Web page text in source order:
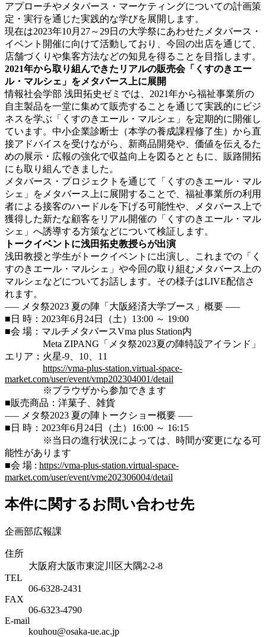
アプローチやメタバース・マーケティングについての計画策
定・実行を通じた実践的な学びを展開します。
現在は2023年10月27～29日の大学祭にあわせたメタバース・
イベント開催に向けて活動しており、今回の出店を通じて、
店舗づくりや集客方法などの知見を得ることを目指します。
2021年から取り組んできたリアルの販売会「くすのきエー
ル・マルシェ」をメタバース上に展開
情報社会学部 浅田拓史ゼミでは、2021年から福祉事業所の
自主製品を一堂に集めて販売することを通じて実践的にビジ
ネスを学ぶ「くすのきエール・マルシェ」を定期的に開催し
ています。中小企業診断士（本学の養成課程修了生）から直
接アドバイスを受けながら、新商品開発や、価値を伝えるた
めの展示・広報の強化で収益向上を図るとともに、販路開拓
にも取り組んできました。
メタバース・プロジェクトを通じて「くすのきエール・マル
シェ」をメタバース上に展開することで、福祉事業所の利用
者による接客のハードルを下げる可能性や、メタバース上で
獲得した新たな顧客をリアル開催の「くすのきエール・マル
シェ」へ誘導する方策などについて検証します。
トークイベントに浅田拓史教授らが出演
浅田教授と学生がトークイベントに出演し、これまでの「く
すのきエール・マルシェ」や今回の取り組むメタバース上の
マルシェなどについてお話します。その様子はLIVE配信さ
れます。
—– メタ祭2023 夏の陣「大阪経済大学ブース」概要 —–
■日 時：2023年6月24日（土）13:00 ～ 19:00
■会 場：マルチメタバースVma plus Station内
Meta ZIPANG「メタ祭2023夏の陣特設アイランド」
エリア：火星-9 、10、11
https://vma-plus-station.virtual-space-
market.com/user/event/vmp202304001/detail
※ブラウザから参加できます
■販売商品：洋菓子、雑貨
—– メタ祭2023 夏の陣トークショー概要 —–
■日 時：2023年6月24日（土）16:00 ～ 16:15
※当日の進行状況によっては、時間が変更になる可
能性があります
■会 場 : https://vma-plus-station.virtual-space-
market.com/user/event/vme202306004/detail
本件に関するお問い合わせ先
企画部広報課
住所
大阪府大阪市東淀川区大隅2-2-8
TEL
06-6328-2431
FAX
06-6323-4790
E-mail
kouhou@osaka-ue.ac.jp